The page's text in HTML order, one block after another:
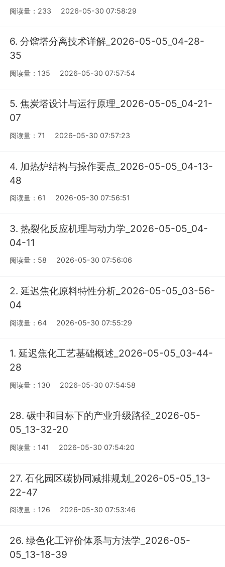
阅读量：233 2026-05-30 07:58:29
6. 分馏塔分离技术详解_2026-05-05_04-28-
35
阅读量：135 2026-05-30 07:57:54
5. 焦炭塔设计与运行原理_2026-05-05_04-21-
07
阅读量：71 2026-05-30 07:57:23
4. 加热炉结构与操作要点_2026-05-05_04-13-
48
阅读量：61 2026-05-30 07:56:51
3. 热裂化反应机理与动力学_2026-05-05_04-
04-11
阅读量：58 2026-05-30 07:56:06
2. 延迟焦化原料特性分析_2026-05-05_03-56-
04
阅读量：64 2026-05-30 07:55:29
1. 延迟焦化工艺基础概述_2026-05-05_03-44-
28
阅读量：130 2026-05-30 07:54:58
28. 碳中和目标下的产业升级路径_2026-05-
05_13-32-20
阅读量：141 2026-05-30 07:54:20
27. 石化园区碳协同减排规划_2026-05-05_13-
22-47
阅读量：126 2026-05-30 07:53:46
26. 绿色化工评价体系与方法学_2026-05-
05_13-18-39